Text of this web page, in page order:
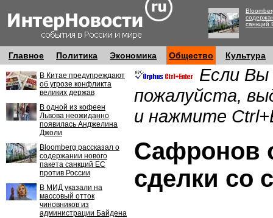
санкций
Главное Политика Экономика Общество Культура
В Китае предупреждают
об угрозе конфликта
великих держав
В одной из кофеен
Львова неожиданно
появилась Анджелина
Джоли
Bloomberg рассказал о
содержании нового
пакета санкций ЕС
против России
В МИД указали на
массовый отток
чиновников из
администрации Байдена
Если Вы
пожалуйста,
и нажмите
Сафронов
сделки со